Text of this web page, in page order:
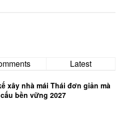
Latest
xây nhà mái Thái đơn giản mà
bền vững 2027